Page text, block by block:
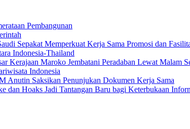
Pembangunan
Sepakat Memperkuat Kerja Sama Promosi dan
Indonesia-Thailand
Kerajaan Maroko Jembatani Peradaban Lewat Malam
Indonesia
Anutin Saksikan Penunjukan Dokumen Kerja Sama
Hoaks Jadi Tantangan Baru bagi Keterbukaan